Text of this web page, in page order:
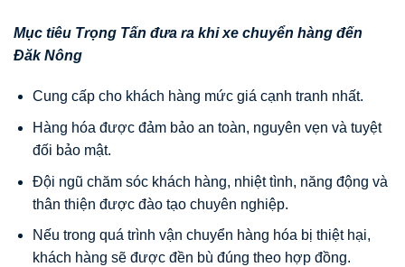
Mục tiêu Trọng Tấn đưa ra khi xe chuyển hàng đến
Đăk Nông
Cung cấp cho khách hàng mức giá cạnh tranh nhất.
Hàng hóa được đảm bảo an toàn, nguyên vẹn và tuyệt
đối bảo mật.
Đội ngũ chăm sóc khách hàng, nhiệt tình, năng động và
thân thiện được đào tạo chuyên nghiệp.
Nếu trong quá trình vận chuyển hàng hóa bị thiệt hại,
khách hàng sẽ được đền bù đúng theo hợp đồng.